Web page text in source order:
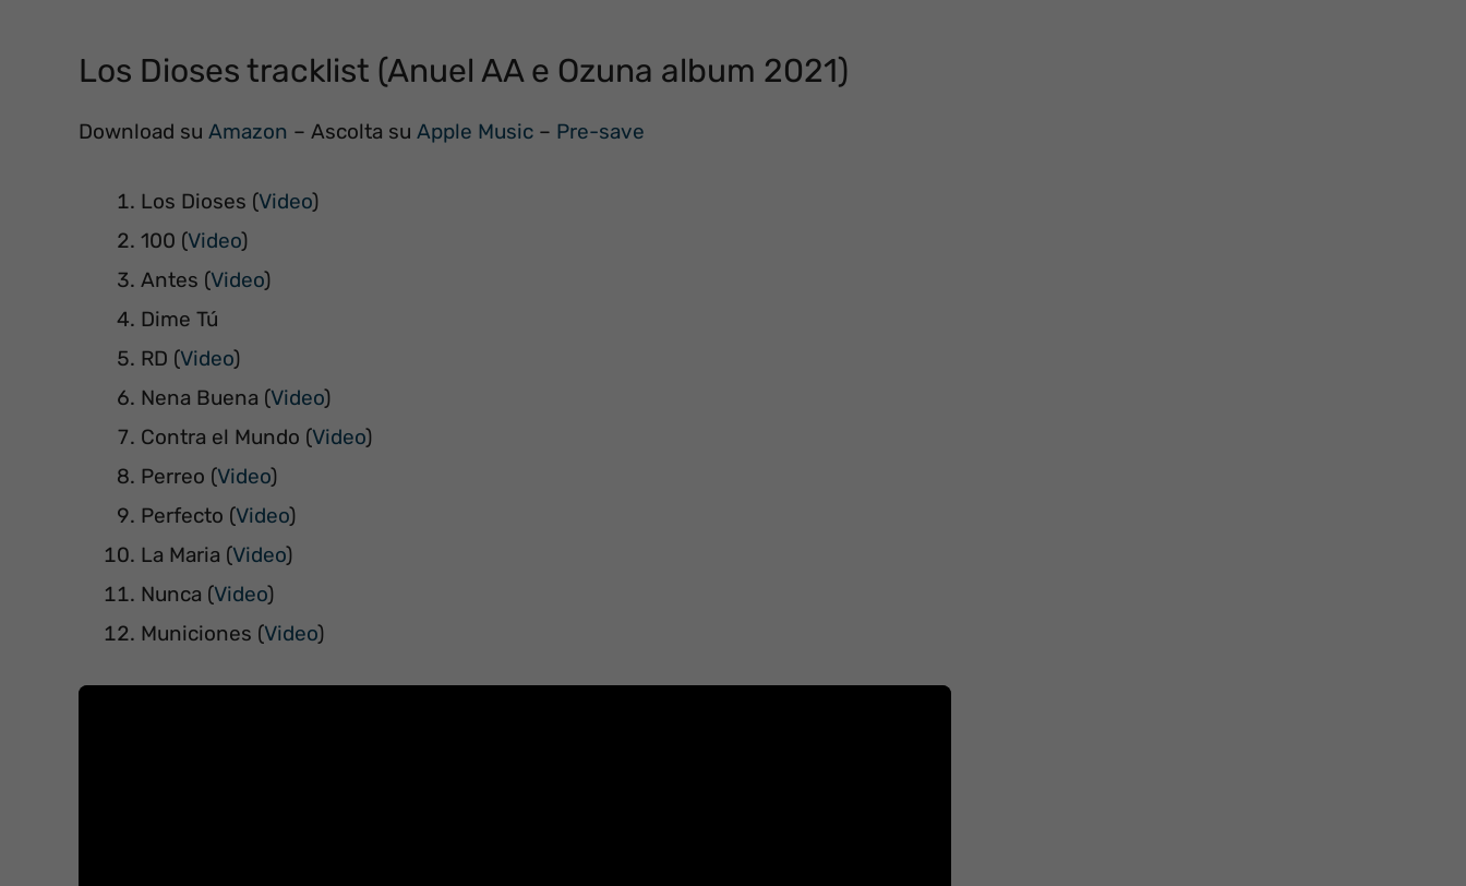
Los Dioses tracklist (Anuel AA e Ozuna album 2021)
Download su Amazon – Ascolta su Apple Music – Pre-save
Los Dioses (Video)
100 (Video)
Antes (Video)
Dime Tú
RD (Video)
Nena Buena (Video)
Contra el Mundo (Video)
Perreo (Video)
Perfecto (Video)
La Maria (Video)
Nunca (Video)
Municiones (Video)